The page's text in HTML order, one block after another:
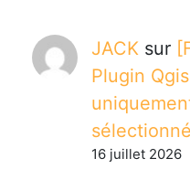
JACK sur
Plugin
16 juillet 2026